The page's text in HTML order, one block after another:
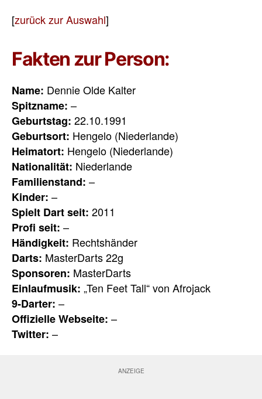
[zurück zur Auswahl]
Fakten zur Person:
Name: Dennie Olde Kalter
Spitzname: –
Geburtstag: 22.10.1991
Geburtsort: Hengelo (Niederlande)
Heimatort: Hengelo (Niederlande)
Nationalität: Niederlande
Familienstand: –
Kinder: –
Spielt Dart seit: 2011
Profi seit: –
Händigkeit: Rechtshänder
Darts: MasterDarts 22g
Sponsoren: MasterDarts
Einlaufmusik: „Ten Feet Tall“ von Afrojack
9-Darter: –
Offizielle Webseite: –
Twitter: –